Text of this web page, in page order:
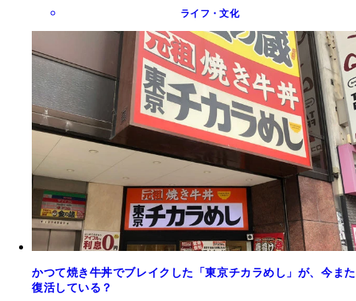
ライフ・文化
かつて焼き牛丼でブレイクした「東京チカラめし」が、今また
復活している？